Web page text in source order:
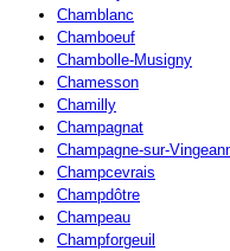
Chamblanc
Chamboeuf
Chambolle-Musigny
Chamesson
Chamilly
Champagnat
Champagne-sur-
Champcevrais
Champdôtre
Champeau
Champforgeuil